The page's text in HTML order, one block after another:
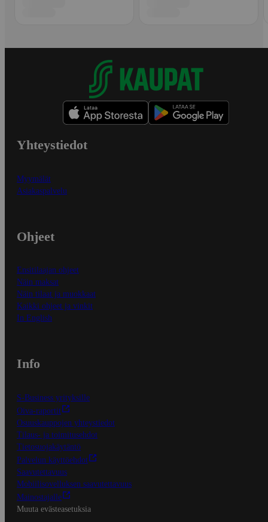
Yhteystiedot
Myymälät
Asiakaspalvelu
Ohjeet
Ensitilaajan ohjeet
Näin maksat
Näin tilaat ja muokkaat
Kaikki ohjeet ja vinkit
In English
Info
S-Business yrityksille
Oiva-raportit
Osuuskauppojen yhteystiedot
Tilaus- ja toimitusehdot
Tietosuojakäytäntö
Palvelun käyttöehdot
Saavutettavuus
Mobiilisovelluksen saavutettavuus
Mainostajalle
Muuta evästeasetuksia